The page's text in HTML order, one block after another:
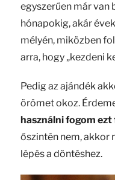
egyszerűen már van
hónapokig, akár
mélyén, miközben
arra, hogy „kezdeni
Pedig az ajándék
örömet okoz.
használni fogom ezt
őszintén nem, akkor
lépés a döntéshez.